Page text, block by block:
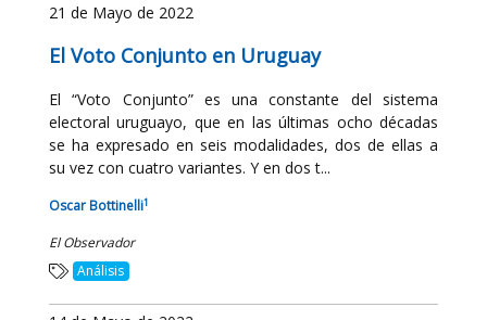
21 de Mayo de 2022
El Voto Conjunto en Uruguay
El “Voto Conjunto” es una constante del sistema
electoral uruguayo, que en las últimas ocho décadas
se ha expresado en seis modalidades, dos de ellas a
su vez con cuatro variantes. Y en dos t...
Oscar Bottinelli1
El Observador
Análisis